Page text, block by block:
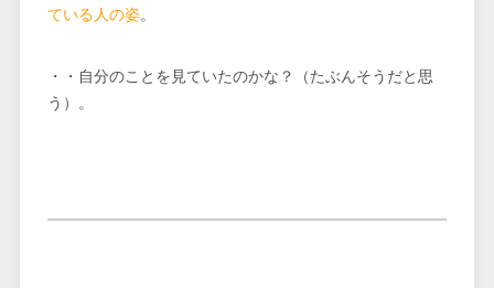
ている人の姿。
・・自分のことを見ていたのかな？（たぶんそうだと思
う）。